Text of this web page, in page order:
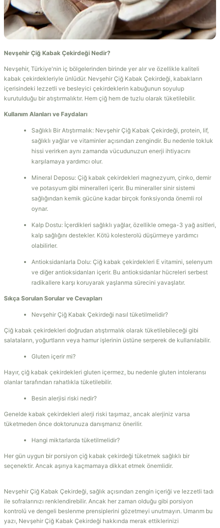
Nevşehir Çiğ Kabak Çekirdeği Nedir?
Nevşehir, Türkiye'nin iç bölgelerinden birinde yer alır ve özellikle kaliteli
kabak çekirdekleriyle ünlüdür. Nevşehir Çiğ Kabak Çekirdeği, kabakların
içerisindeki lezzetli ve besleyici çekirdeklerin kabuğunun soyulup
kurutulduğu bir atıştırmalıktır. Hem çiğ hem de tuzlu olarak tüketilebilir.
Kullanım Alanları ve Faydaları
Sağlıklı Bir Atıştırmalık: Nevşehir Çiğ Kabak Çekirdeği, protein, lif,
sağlıklı yağlar ve vitaminler açısından zengindir. Bu nedenle tokluk
hissi verirken aynı zamanda vücudunuzun enerji ihtiyacını
karşılamaya yardımcı olur.
Mineral Deposu: Çiğ kabak çekirdekleri magnezyum, çinko, demir
ve potasyum gibi mineralleri içerir. Bu mineraller sinir sistemi
sağlığından kemik gücüne kadar birçok fonksiyonda önemli rol
oynar.
Kalp Dostu: İçerdikleri sağlıklı yağlar, özellikle omega-3 yağ asitleri,
kalp sağlığını destekler. Kötü kolesterolü düşürmeye yardımcı
olabilirler.
Antioksidanlarla Dolu: Çiğ kabak çekirdekleri E vitamini, selenyum
ve diğer antioksidanları içerir. Bu antioksidanlar hücreleri serbest
radikallere karşı koruyarak yaşlanma sürecini yavaşlatır.
Sıkça Sorulan Sorular ve Cevapları
Nevşehir Çiğ Kabak Çekirdeği nasıl tüketilmelidir?
Çiğ kabak çekirdekleri doğrudan atıştırmalık olarak tüketilebileceği gibi
salataların, yoğurtların veya hamur işlerinin üstüne serperek de kullanılabilir.
Gluten içerir mi?
Hayır, çiğ kabak çekirdekleri gluten içermez, bu nedenle gluten intoleransı
olanlar tarafından rahatlıkla tüketilebilir.
Besin alerjisi riski nedir?
Genelde kabak çekirdekleri alerji riski taşımaz, ancak alerjiniz varsa
tüketmeden önce doktorunuza danışmanız önerilir.
Hangi miktarlarda tüketilmelidir?
Her gün uygun bir porsiyon çiğ kabak çekirdeği tüketmek sağlıklı bir
seçenektir. Ancak aşırıya kaçmamaya dikkat etmek önemlidir.
Nevşehir Çiğ Kabak Çekirdeği, sağlık açısından zengin içeriği ve lezzetli tadı
ile sofralarınızı renklendirebilir. Ancak her zaman olduğu gibi porsiyon
kontrolü ve dengeli beslenme prensiplerini gözetmeyi unutmayın. Umarım bu
yazı, Nevşehir Çiğ Kabak Çekirdeği hakkında merak ettiklerinizi